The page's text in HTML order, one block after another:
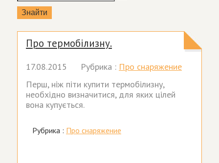
Про термобілизну.
17.08.2015 Рубрика : Про снаряжение
Перш, ніж піти купити термобілизну,
необхідно визначитися, для яких цілей
вона купується.
Рубрика : Про снаряжение